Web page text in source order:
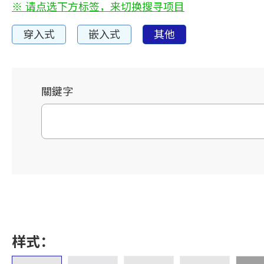
※ 请点选下方标签，来切换搜寻项目
穿入式 嵌入式 其他
關鍵字
样式：